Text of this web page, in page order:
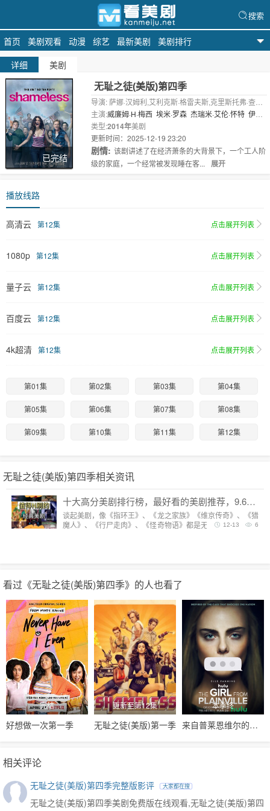
首页 美剧观看 动漫 综艺 最新美剧 美剧排行
搜索
详细 美剧
已完结
无耻之徒(美版)第四季
导演: 萨娜·汉姆利,艾利克斯·格雷夫斯,克里斯托弗·查莱
克,Richie,Keen,Anthony,Hemingway
主演:威廉姆·H·梅西 埃米·罗森 杰瑞米·艾伦·怀特 伊森·
卡特科斯基 卡梅隆·莫纳汉
顿 艾玛..
类型:2014年美剧
更新时间：2025-12-19 23:20
剧情: 该剧讲述了在经济萧条的大背景下，一个工人阶
级的家庭，一个经常被发现睡在客...
展开
播放线路
高清云 第12集 点击展开列表
1080p 第12集 点击展开列表
量子云 第12集 点击展开列表
百度云 第12集 点击展开列表
4k超清 第12集 点击展开列表
第01集 第02集 第03集 第04集
第05集 第06集 第07集 第08集
第09集 第10集 第11集 第12集
无耻之徒(美版)第四季相关资讯
十大高分美剧排行榜，最好看的美剧推荐，9.6分神剧扎堆
谈起美剧，像《指环王》、《龙之家族》《维京传奇》、《猎
魔人》、《行尸走肉》、《怪奇物语》都是无法复制的经典，
6
12-13
看过《无耻之徒(美版)第四季》的人也看了
完结
好想做一次第一季
更新至第12集
无耻之徒(美版)第一季
本季终
来自普莱恩维尔的女孩第一季
相关评论
无耻之徒(美版)第四季完整版影评 大家都在搜
无耻之徒(美版)第四季美剧免费版在线观看,无耻之徒(美版)第四